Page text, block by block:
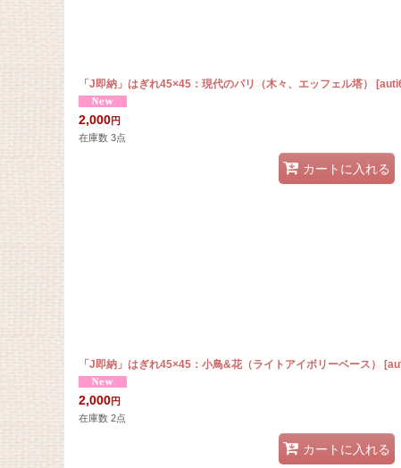
「J即納」はぎれ45×45：現代のパリ（木々、エッフェル塔） [
2,000円
在庫数 3点
カートに入れる
「J即納」はぎれ45×45：小鳥&花（ライトアイボリーベース） [
2,000円
在庫数 2点
カートに入れる